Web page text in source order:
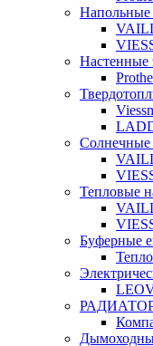
Напольные
Настенные
Солнечные
Тепловые
Буферные